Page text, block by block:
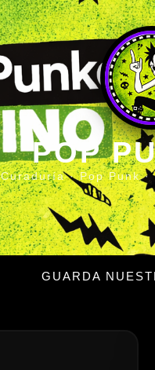
POP
Curaduría · Pop Punk
GUARDA